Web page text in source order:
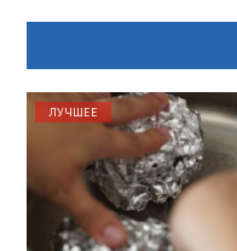
ЛУЧШЕЕ